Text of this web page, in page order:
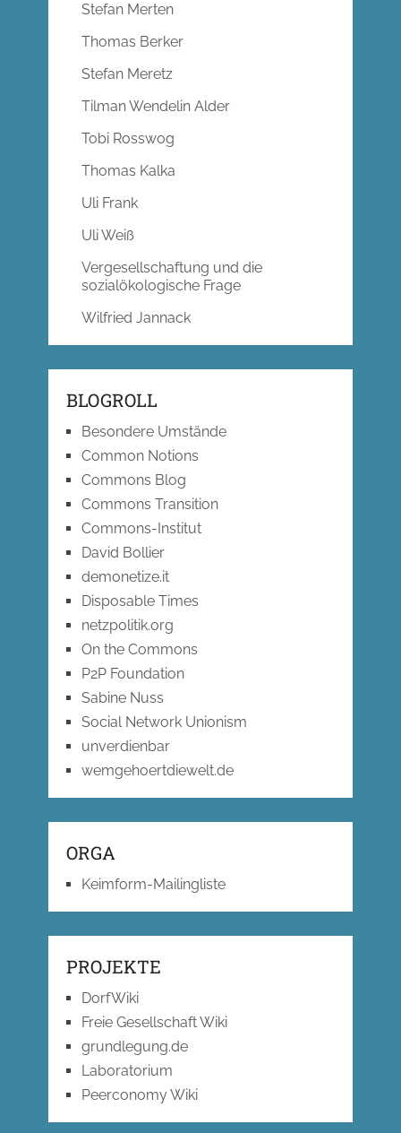
Stefan Merten
Thomas Berker
Stefan Meretz
Tilman Wendelin Alder
Tobi Rosswog
Thomas Kalka
Uli Frank
Uli Weiß
Vergesellschaftung und die
sozialökologische Frage
Wilfried Jannack
BLOGROLL
Besondere Umstände
Common Notions
Commons Blog
Commons Transition
Commons-Institut
David Bollier
demonetize.it
Disposable Times
netzpolitik.org
On the Commons
P2P Foundation
Sabine Nuss
Social Network Unionism
unverdienbar
wemgehoertdiewelt.de
ORGA
Keimform-Mailingliste
PROJEKTE
DorfWiki
Freie Gesellschaft Wiki
grundlegung.de
Laboratorium
Peerconomy Wiki